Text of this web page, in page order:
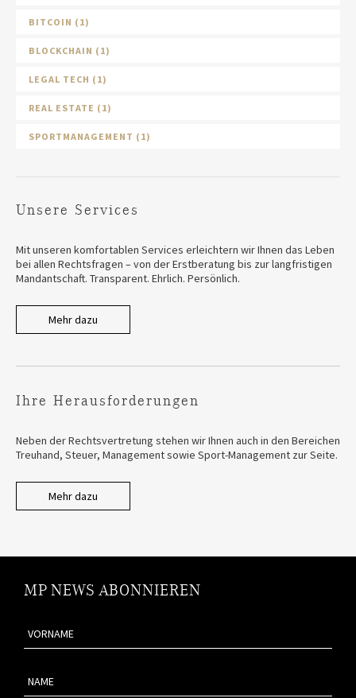
BITCOIN (1)
BLOCKCHAIN (1)
LEGAL TECH (1)
REAL ESTATE (1)
SPORTMANAGEMENT (1)
Unsere Services
Mit unseren komfortablen Services erleichtern wir Ihnen das Leben
bei allen Rechtsfragen – von der Erstberatung bis zur langfristigen
Mandantschaft. Transparent. Ehrlich. Persönlich.
Mehr dazu
Ihre Herausforderungen
Neben der Rechtsvertretung stehen wir Ihnen auch in den Bereichen
Treuhand, Steuer, Management sowie Sport-Management zur Seite.
Mehr dazu
MP NEWS ABONNIEREN